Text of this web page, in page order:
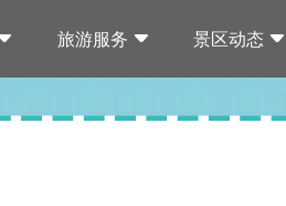
旅游服务 景区动态